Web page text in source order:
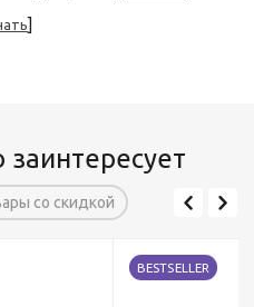
]
со скидкой